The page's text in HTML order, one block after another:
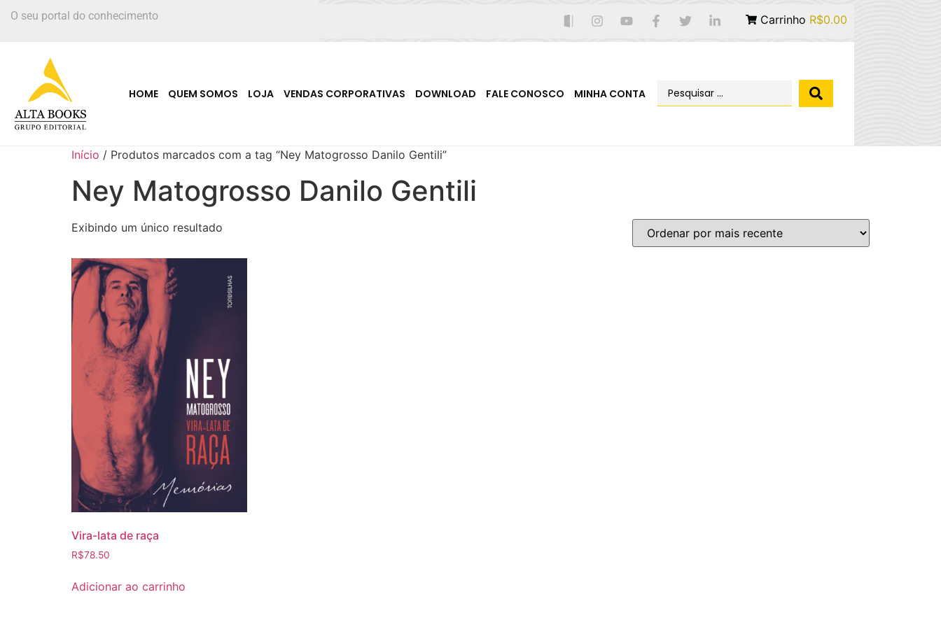
O seu portal do conhecimento Carrinho R$0.00
HOME QUEM SOMOS LOJA VENDAS CORPORATIVAS DOWNLOAD FALE CONOSCO MINHA CONTA
Início / Produtos marcados com a tag “Ney Matogrosso Danilo Gentili”
Ney Matogrosso Danilo Gentili
Exibindo um único resultado
Vira-lata de raça
R$78.50
Adicionar ao carrinho